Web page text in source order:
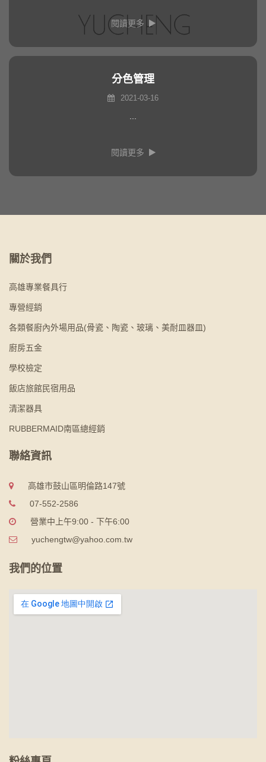
閱讀更多
分色管理
2021-03-16
...
閱讀更多
關於我們
高雄專業餐具行
專營經銷
各類餐廚內外場用品(骨瓷、陶瓷、玻璃、美耐皿器皿)
廚房五金
學校檢定
飯店旅館民宿用品
清潔器具
RUBBERMAID南區總經銷
聯絡資訊
高雄市鼓山區明倫路147號
07-552-2586
營業中上午9:00 - 下午6:00
yuchengtw@yahoo.com.tw
我們的位置